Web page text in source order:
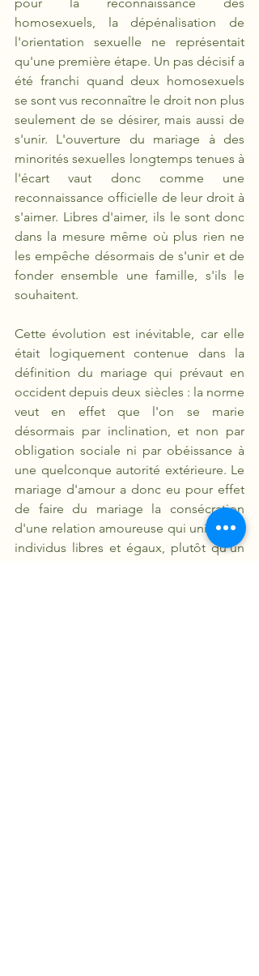
homosexuels, la dépénalisation de
l'orientation sexuelle ne représentait
qu'une première étape. Un pas décisif a
été franchi quand deux homosexuels
se sont vus reconnaître le droit non plus
seulement de se désirer, mais aussi de
s'unir. L'ouverture du mariage à des
minorités sexuelles longtemps tenues à
l'écart vaut donc comme une
reconnaissance officielle de leur droit à
s'aimer. Libres d'aimer, ils le sont donc
dans la mesure même où plus rien ne
les empêche désormais de s'unir et de
fonder ensemble une famille, s'ils le
souhaitent.
Cette évolution est inévitable, car elle
était logiquement contenue dans la
définition du mariage qui prévaut en
occident depuis deux siècles : la norme
veut en effet que l'on se marie
désormais par inclination, et non par
obligation sociale ni par obéissance à
une quelconque autorité extérieure. Le
mariage d'amour a donc eu pour effet
de faire du mariage la consécration
d'une relation amoureuse qui unit deux
individus libres et égaux, plutôt qu'un